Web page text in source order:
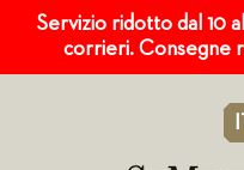
Servizio ridotto dal 10
corrieri. Consegne